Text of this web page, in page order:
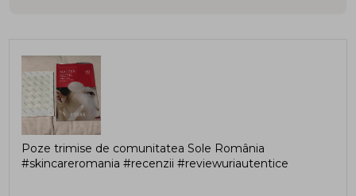
Poze trimise de comunitatea Sole România
#skincareromania #recenzii #reviewuriautentice